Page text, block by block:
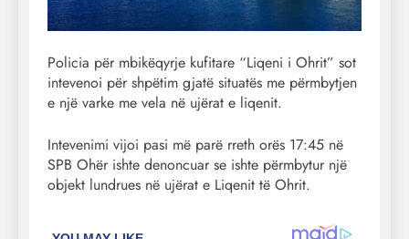
Policia për mbikëqyrje kufitare “Liqeni i Ohrit” sot
intevenoi për shpëtim gjatë situatës me përmbytjen
e një varke me vela në ujërat e liqenit.
Intevenimi vijoi pasi më parë rreth orës 17:45 në
SPB Ohër ishte denoncuar se ishte përmbytur një
objekt lundrues në ujërat e Liqenit të Ohrit.